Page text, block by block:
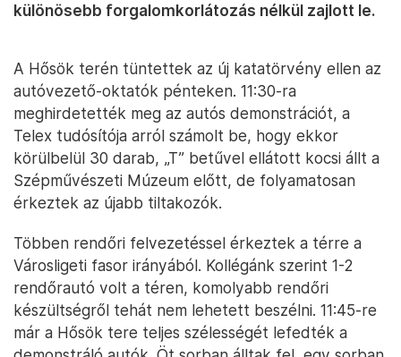
különösebb forgalomkorlátozás nélkül zajlott le.
A Hősök terén tüntettek az új katatörvény ellen az
autóvezető-oktatók pénteken. 11:30-ra
meghirdetették meg az autós demonstrációt, a
Telex tudósítója arról számolt be, hogy ekkor
körülbelül 30 darab, „T” betűvel ellátott kocsi állt a
Szépművészeti Múzeum előtt, de folyamatosan
érkeztek az újabb tiltakozók.
Többen rendőri felvezetéssel érkeztek a térre a
Városligeti fasor irányából. Kollégánk szerint 1-2
rendőrautó volt a téren, komolyabb rendőri
készültségről tehát nem lehetett beszélni. 11:45-re
már a Hősök tere teljes szélességét lefedték a